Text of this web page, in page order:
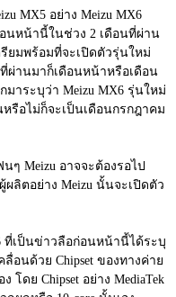
MX5 อย่าง Meizu MX6
นหน้านี้ในช่วง 2 เดือนที่ผ่าน
ยมพร้อมที่จะเปิดตัวรุ่นใหม่
ที่ผ่านมาก็เดือนหน้าหรือเดือน
าระบุว่า Meizu MX6 รุ่นใหม่
รือไม่ก็จะเป็นเดือนกรกฎาคม
ๆ Meizu อาจจะต้องรอไป
ผลิตอย่าง Meizu นั้นจะเปิดตัว
ที่เป็นข่าวลือก่อนหน้านี้ได้ระบุ
อนด้วย Chipset ของทางค่าย
โดย Chipset อย่าง MediaTek